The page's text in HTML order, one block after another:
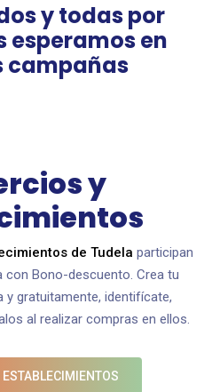
y todas por
esperamos en
campañas
y
de Tudela participan
con Bono-descuento. Crea tu
y gratuitamente, identifícate,
al realizar compras en ellos.
ESTABLECIMIENTOS